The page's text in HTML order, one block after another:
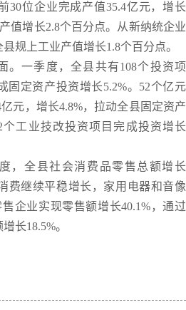
30位企业完成产值35.4亿元，增长
值增长2.8个百分点。从新纳统企业
规上工业产值增长1.8个百分点。
。一季度，全县共有108个投资项
固定资产投资增长5.2%。52个亿元
元，增长4.8%，拉动全县固定资产
工业技改投资项目完成投资增长
，全县社会消费品零售总额增长
费继续平稳增长，家用电器和音像
企业实现零售额增长40.1%，通过
长18.5%。